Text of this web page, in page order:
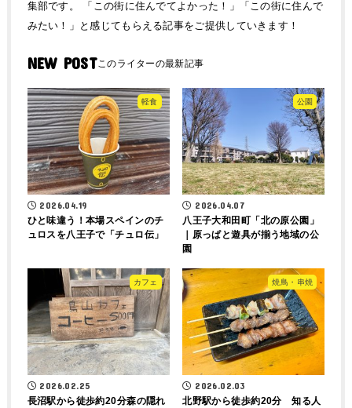
集部です。 「この街に住んでてよかった！」「この街に住んで
みたい！」と感じてもらえる記事をご提供していきます！
NEW POST
軽食
2026.04.19
ひと味違う！本場スペインのチ
ュロスを八王子で「チュロ伝」
公園
2026.04.07
八王子大和田町「北の原公園」
｜原っぱと遊具が揃う地域の公
園
カフェ
2026.02.25
長沼駅から徒歩約20分森の隠れ
焼鳥・串焼
2026.02.03
北野駅から徒歩約20分 知る人